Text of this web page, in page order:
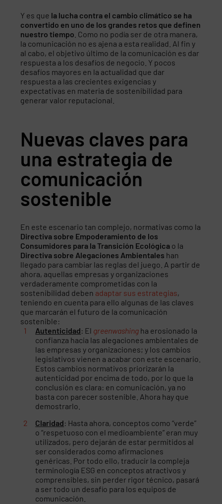
Y es que la lucha contra el cambio climático se ha
convertido en uno de los grandes retos que definen
nuestro tiempo . Como no podía ser de otra manera,
la comunicación no es ajena a esta realidad. Al fin y
al cabo, el objetivo último de la comunicación es dar
respuesta a los desafíos de negocio. Y pocos
desafíos mayores en la actualidad que dar
respuesta a las crecientes exigencias y
expectativas en materia de sostenibilidad para
generar valor reputacional.
Nuevas claves para
una estrategia de
comunicación
sostenible
En este escenario tan complejo, normativas como la
Directiva sobre Empoderamiento de los
Consumidores para la Transición Ecológica o la
Directiva sobre Alegaciones Ambientales han
llegado para cambiar las reglas del juego. A partir de
ahora, aquellas empresas y organizaciones
verdaderamente comprometidas con la
sostenibilidad deben adaptar sus estrategias,
teniendo en cuenta para ello algunas de las claves
que marcarán el futuro de la comunicación
sostenible:
Autenticidad: El greenwashing ha erosionado la
confianza hacia las alegaciones ambientales de
las empresas y organizaciones; y los cambios
legislativos vienen a acabar con este escenario.
Estos cambios normativos priorizarán la
autenticidad por encima de todo, por lo que la
conclusión es clara: en comunicación, ya no
basta con parecer sostenible. Ahora hay que
demostrarlo.
Claridad: Hasta ahora, conceptos como “verde”
o “respetuoso con el medioambiente” eran muy
utilizados, pero dejarán de estar permitidos al
ser considerados como afirmaciones
genéricas. Por todo ello, traducir la compleja
terminología ESG en conceptos atractivos y
comprensibles, sin perder rigor técnico, pasará
a ser todo un desafío para los equipos de
comunicación.